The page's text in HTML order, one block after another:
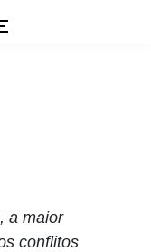
a maior
conflitos